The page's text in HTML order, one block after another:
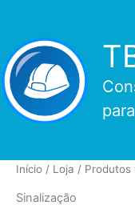
conteúdo
Início / Loja / Produtos
Sinalização